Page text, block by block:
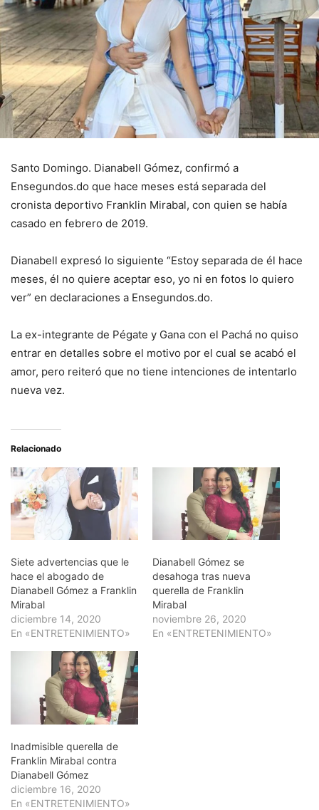
Santo Domingo. Dianabell Gómez, confirmó a
Ensegundos.do que hace meses está separada del
cronista deportivo Franklin Mirabal, con quien se había
casado en febrero de 2019.
Dianabell expresó lo siguiente “Estoy separada de él hace
meses, él no quiere aceptar eso, yo ni en fotos lo quiero
ver” en declaraciones a Ensegundos.do.
La ex-integrante de Pégate y Gana con el Pachá no quiso
entrar en detalles sobre el motivo por el cual se acabó el
amor, pero reiteró que no tiene intenciones de intentarlo
nueva vez.
Relacionado
Siete advertencias que le
hace el abogado de
Dianabell Gómez a Franklin
Mirabal
diciembre 14, 2020
En «ENTRETENIMIENTO»
Dianabell Gómez se
desahoga tras nueva
querella de Franklin
Mirabal
noviembre 26, 2020
En «ENTRETENIMIENTO»
Inadmisible querella de
Franklin Mirabal contra
Dianabell Gómez
diciembre 16, 2020
En «ENTRETENIMIENTO»